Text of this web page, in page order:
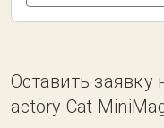
Оставить заявку
actory Cat